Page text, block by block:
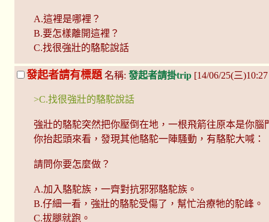
A.這裡是哪裡？
B.要怎樣離開這裡？
C.找很強壯的駱駝說話
發起者請有標題 名稱: 發起者請掛trip [14/06/25(三
>C.找很強壯的駱駝說話
強壯的駱駝突然把你壓倒在地，一根飛箭往原本是你腦
你抬起頭來看，發現其他駱駝一陣騷動，有駱駝大喊
請問你要怎麼做？
A.加入駱駝族，一齊對抗邪邪駱駝族。
B.仔細一看，強壯的駱駝受傷了，幫忙治療牠的駝峰。
C.拔腿就跑。